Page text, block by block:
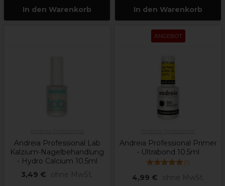
In den Warenkorb In den Warenkorb
Andreia Professional Lab
Kalzium-Nagelbehandlung
- Hydro Calcium 10.5ml
3,49 €
ohne MwSt.
ANGEBOT
Andreia Professional Primer
- Ultrabond 10.5ml
(1)
4,99 €
ohne MwSt.